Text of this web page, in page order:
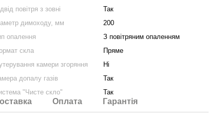
повітря з зовні
Так
димоходу, мм
200
опалення
З повітряним опаленням
скла
Пряме
камери згоряння
Ні
допалу газів
Так
"Чисте cкло"
Так
Оплата Гарантія